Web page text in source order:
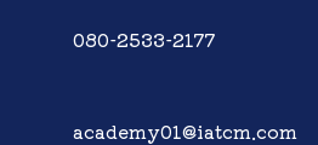
080-2533-2177
academy01@iatcm.com